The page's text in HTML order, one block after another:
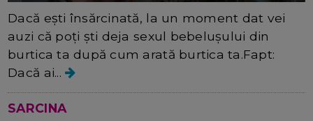
Dacă ești însărcinată, la un moment dat vei
auzi că poți ști deja sexul bebelușului din
burtica ta după cum arată burtica ta.Fapt:
Dacă ai...
SARCINA